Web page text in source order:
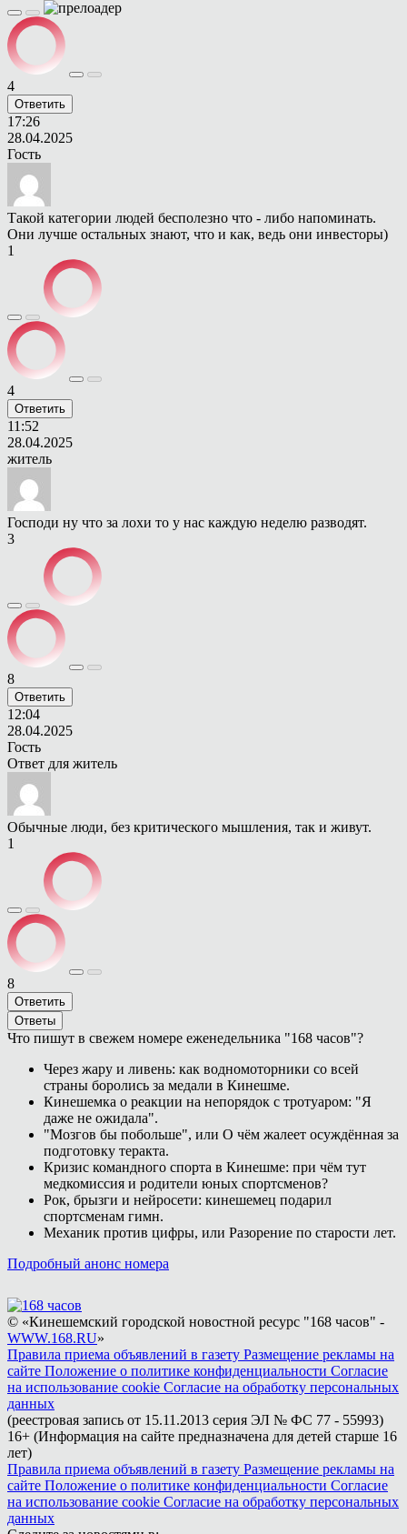
4
Ответить
17:26
28.04.2025
Гость
Такой категории людей бесполезно что - либо напоминать.
Они лучше остальных знают, что и как, ведь они инвесторы)
1
4
Ответить
11:52
28.04.2025
житель
Господи ну что за лохи то у нас каждую неделю разводят.
3
8
Ответить
12:04
28.04.2025
Гость
Ответ для житель
Обычные люди, без критического мышления, так и живут.
1
8
Ответить
Ответы
Что пишут в свежем номере еженедельника "168 часов"?
Через жару и ливень: как водномоторники со всей
страны боролись за медали в Кинешме.
Кинешемка о реакции на непорядок с тротуаром: "Я
даже не ожидала".
"Мозгов бы побольше", или О чём жалеет осуждённая за
подготовку теракта.
Кризис командного спорта в Кинешме: при чём тут
медкомиссия и родители юных спортсменов?
Рок, брызги и нейросети: кинешемец подарил
спортсменам гимн.
Механик против цифры, или Разорение по старости лет.
Подробный анонс номера
© «Кинешемский городской новостной ресурс "168 часов" -
WWW.168.RU»
Правила приема объявлений в газету Размещение рекламы на
сайте Положение о политике конфиденциальности Согласие
на использование cookie Согласие на обработку персональных
данных
(реестровая запись от 15.11.2013 серия ЭЛ № ФС 77 - 55993)
16+ (Информация на сайте предназначена для детей старше 16
лет)
Правила приема объявлений в газету Размещение рекламы на
сайте Положение о политике конфиденциальности Согласие
на использование cookie Согласие на обработку персональных
данных